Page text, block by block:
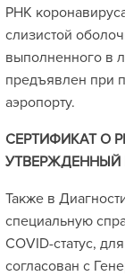
РНК
слизистой
выполненного в
предъявлен при
аэропорту.
СЕРТИФИКАТ О
УТВЕРЖДЕННЫЙ
Также в
специальную
COVID-статус,
согласован с